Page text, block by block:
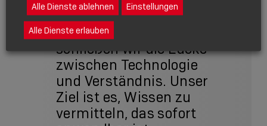
„Mit der Lindy Academy
schließen wir die Lücke
zwischen Technologie
und Verständnis. Unser
Ziel ist es, Wissen zu
vermitteln, das sofort
Alle Dienste ablehnen Einstellungen
Alle Dienste erlauben